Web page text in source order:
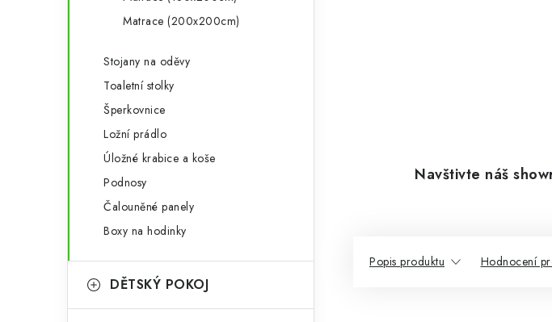
Matrace (200x200cm)
Stojany na oděvy
Toaletní stolky
Šperkovnice
Ložní prádlo
Úložné krabice a koše
Podnosy
Čalouněné panely
Boxy na hodinky
DĚTSKÝ POKOJ
Navštivte náš
Popis produktu Hodnocení